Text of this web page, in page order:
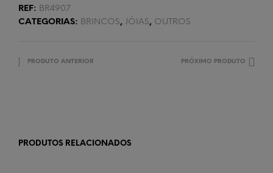
REF: BR4907
CATEGORIAS: BRINCOS, JÓIAS, OUTROS
PRODUTO ANTERIOR PRÓXIMO PRODUTO
PRODUTOS RELACIONADOS